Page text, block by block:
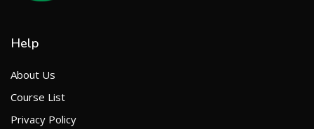
Help
About Us
Course List
Privacy Policy